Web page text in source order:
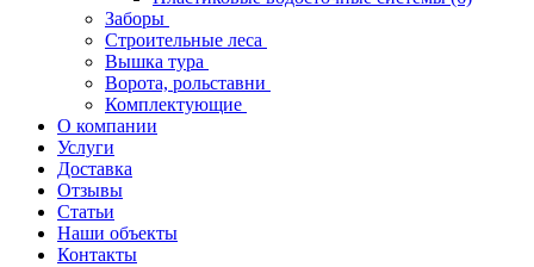
Заборы
Строительные леса
Вышка тура
Ворота, рольставни
Комплектующие
О компании
Услуги
Доставка
Отзывы
Статьи
Наши объекты
Контакты